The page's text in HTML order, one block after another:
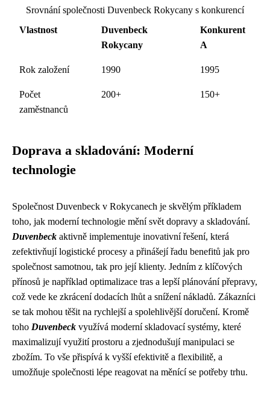
Srovnání společnosti Duvenbeck Rokycany s konkurencí
Vlastnost
Duvenbeck
Rokycany
Konkurent
A
Rok založení 1990 1995
Počet
zaměstnanců
200+ 150+
Doprava a skladování: Moderní
technologie
Společnost Duvenbeck v Rokycanech je skvělým příkladem
toho, jak moderní technologie mění svět dopravy a skladování.
Duvenbeck aktivně implementuje inovativní řešení, která
zefektivňují logistické procesy a přinášejí řadu benefitů jak pro
společnost samotnou, tak pro její klienty. Jedním z klíčových
přínosů je například optimalizace tras a lepší plánování přepravy,
což vede ke zkrácení dodacích lhůt a snížení nákladů. Zákazníci
se tak mohou těšit na rychlejší a spolehlivější doručení. Kromě
toho Duvenbeck využívá moderní skladovací systémy, které
maximalizují využití prostoru a zjednodušují manipulaci se
zbožím. To vše přispívá k vyšší efektivitě a flexibilitě, a
umožňuje společnosti lépe reagovat na měnící se potřeby trhu.